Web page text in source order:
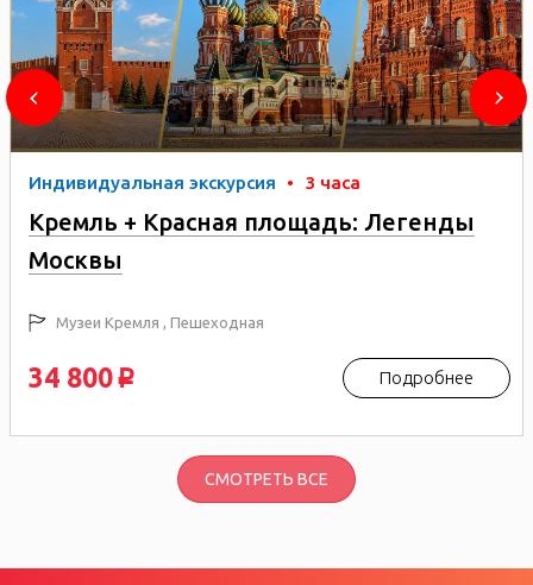
Индивидуальная экскурсия • 3 часа
Кремль + Красная площадь: Легенды
Москвы
Музеи Кремля , Пешеходная
34 800 p Подробнее
СМОТРЕТЬ ВСЕ